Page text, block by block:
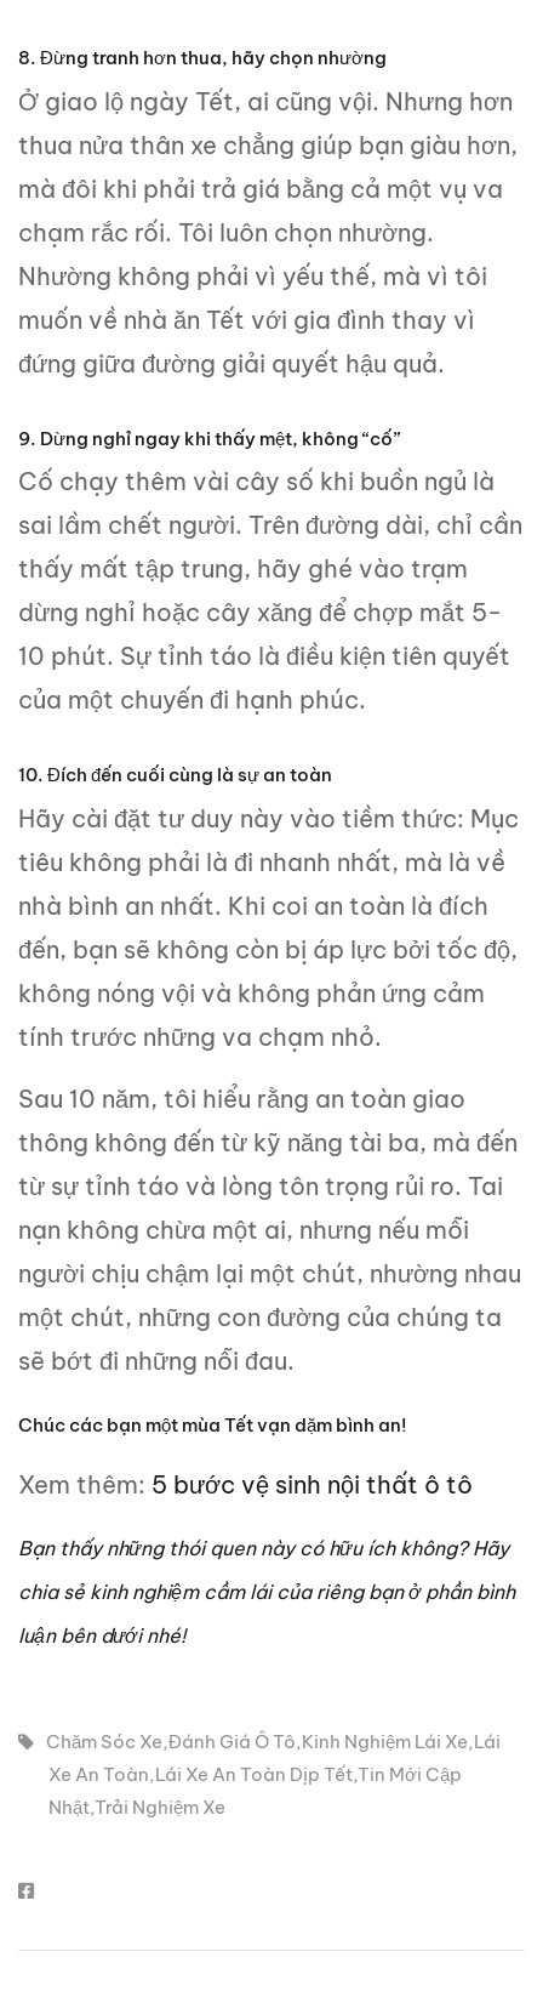
8. Đừng tranh hơn thua, hãy chọn nhường
Ở giao lộ ngày Tết, ai cũng vội. Nhưng hơn
thua nửa thân xe chẳng giúp bạn giàu hơn,
mà đôi khi phải trả giá bằng cả một vụ va
chạm rắc rối. Tôi luôn chọn nhường.
Nhường không phải vì yếu thế, mà vì tôi
muốn về nhà ăn Tết với gia đình thay vì
đứng giữa đường giải quyết hậu quả.
9. Dừng nghỉ ngay khi thấy mệt, không “cố”
Cố chạy thêm vài cây số khi buồn ngủ là
sai lầm chết người. Trên đường dài, chỉ cần
thấy mất tập trung, hãy ghé vào trạm
dừng nghỉ hoặc cây xăng để chợp mắt 5-
10 phút. Sự tỉnh táo là điều kiện tiên quyết
của một chuyến đi hạnh phúc.
10. Đích đến cuối cùng là sự an toàn
Hãy cài đặt tư duy này vào tiềm thức: Mục
tiêu không phải là đi nhanh nhất, mà là về
nhà bình an nhất. Khi coi an toàn là đích
đến, bạn sẽ không còn bị áp lực bởi tốc độ,
không nóng vội và không phản ứng cảm
tính trước những va chạm nhỏ.
Sau 10 năm, tôi hiểu rằng an toàn giao
thông không đến từ kỹ năng tài ba, mà đến
từ sự tỉnh táo và lòng tôn trọng rủi ro. Tai
nạn không chừa một ai, nhưng nếu mỗi
người chịu chậm lại một chút, nhường nhau
một chút, những con đường của chúng ta
sẽ bớt đi những nỗi đau.
Chúc các bạn một mùa Tết vạn dặm bình an!
Xem thêm: 5 bước vệ sinh nội thất ô tô
Bạn thấy những thói quen này có hữu ích không? Hãy
chia sẻ kinh nghiệm cầm lái của riêng bạn ở phần bình
luận bên dưới nhé!
Chăm Sóc Xe,Đánh Giá Ô Tô,Kinh Nghiệm Lái Xe,Lái
Xe An Toàn,Lái Xe An Toàn Dịp Tết,Tin Mới Cập
Nhật,Trải Nghiệm Xe